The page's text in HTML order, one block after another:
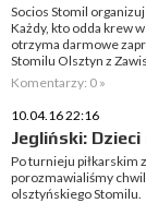
Socios Stomil
Każdy, kto odda krew
otrzyma darmowe
Stomilu Olsztyn z
Komentarzy: 0 »
10.04.16 22:16
Jegliński:
Po turnieju piłkarskim
porozmawialiśmy
olsztyńskiego Stomilu.